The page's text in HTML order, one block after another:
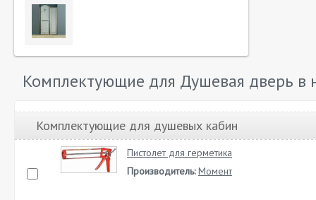
Комплектующие для Душевая дверь в
Комплектующие для душевых кабин
Пистолет для герметика
Производитель: Момент